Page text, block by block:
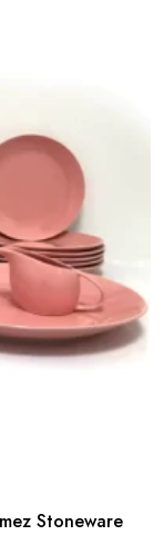
Stoneware